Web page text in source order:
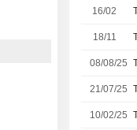
16/02
18/11
08/08/25
21/07/25
10/02/25